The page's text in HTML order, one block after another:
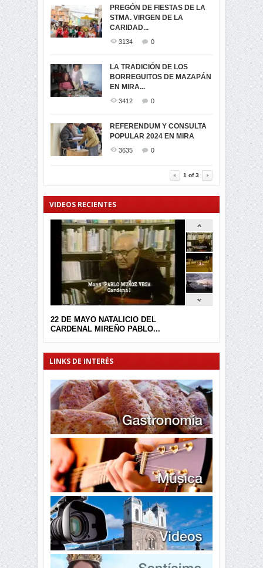
PREGÓN DE FIESTAS DE LA
STMA. VIRGEN DE LA
CARIDAD...
3134 0
LA TRADICIÓN DE LOS
BORREGUITOS DE MAZAPÁN
EN MIRA...
3412 0
REFERENDUM Y CONSULTA
POPULAR 2024 EN MIRA
3635 0
-ENCENDIDO DEL ARBOL DE
...
MIRA
3439
TRIUNFO DE...
ELECCION CRUCIAL:
SEGUNDA VUELTA
PRESIDENCIAL EL 1...
VIRTUALES ASAMBLEISTAS
POR LA PROVINCIA DEL
CARCHI...
MIRA.EC FUE
GALARDONADA
1 of3
VIDEOS RECIENTES
22 DE MAYO NATALICIO DEL
CARDENAL MIREÑO PABLO...
LINKS DE INTERÉS